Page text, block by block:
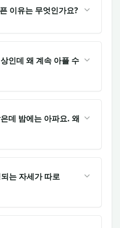
이유는 무엇인가요?
인데 왜 계속 아플 수
데 밤에는 아파요. 왜
는 자세가 따로